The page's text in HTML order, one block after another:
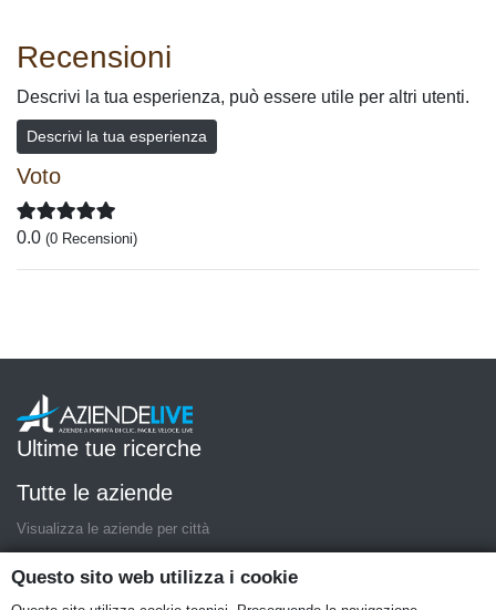
Recensioni
Descrivi la tua esperienza, può essere utile per altri utenti.
Descrivi la tua esperienza
Voto
0.0 (0 Recensioni)
Ultime tue ricerche
Tutte le aziende
Visualizza le aziende per città
AziendeLive è una iniziativa di artemedia.it
Questo sito web utilizza i cookie